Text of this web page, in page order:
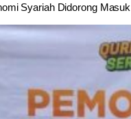
Syariah Didorong